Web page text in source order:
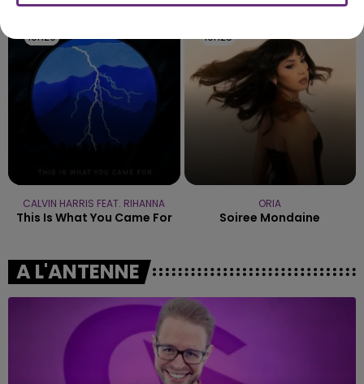
19h29
19h29
CALVIN HARRIS FEAT. RIHANNA
This Is What You Came For
19h25
19h25
ORIA
Soiree Mondaine
A L'ANTENNE